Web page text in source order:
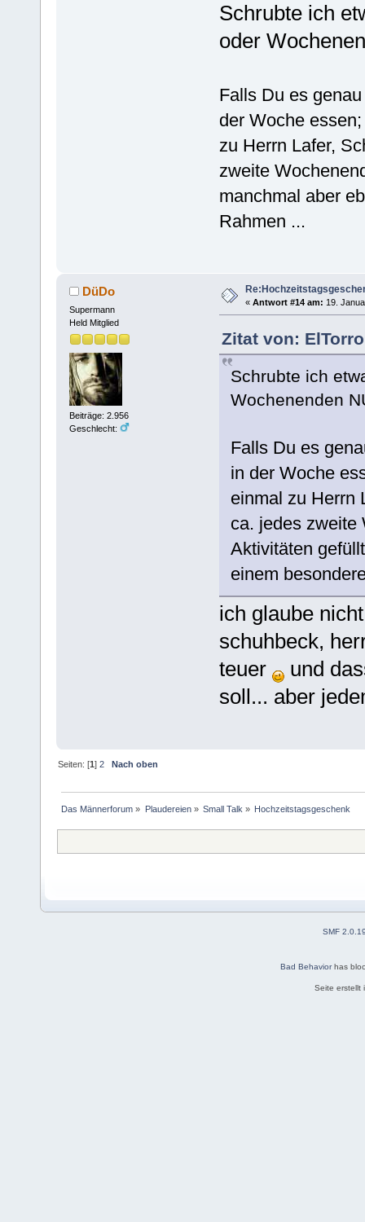
Schrubte ich
oder
Falls Du es
der Woche
zu Herrn Lafer,
zweite
manchmal aber
Rahmen ...
DüDo
Supermann
Held Mitglied
Beiträge: 2.956
Geschlecht:
« Antwort #14 am: 19.
Zitat von:
Schrubte ich
Wochenenden
Falls Du es
in der Woche
einmal zu Herrn
ca. jedes zweite
Aktivitäten
einem
ich glaube
schuhbeck,
teuer
und
soll... aber
Seiten: [1]2 Nach oben
Das Männerforum » Plaudereien» Small Talk » Hochzeitstagsgeschenk
SMF
Bad Behaviorhas
Seite erstellt